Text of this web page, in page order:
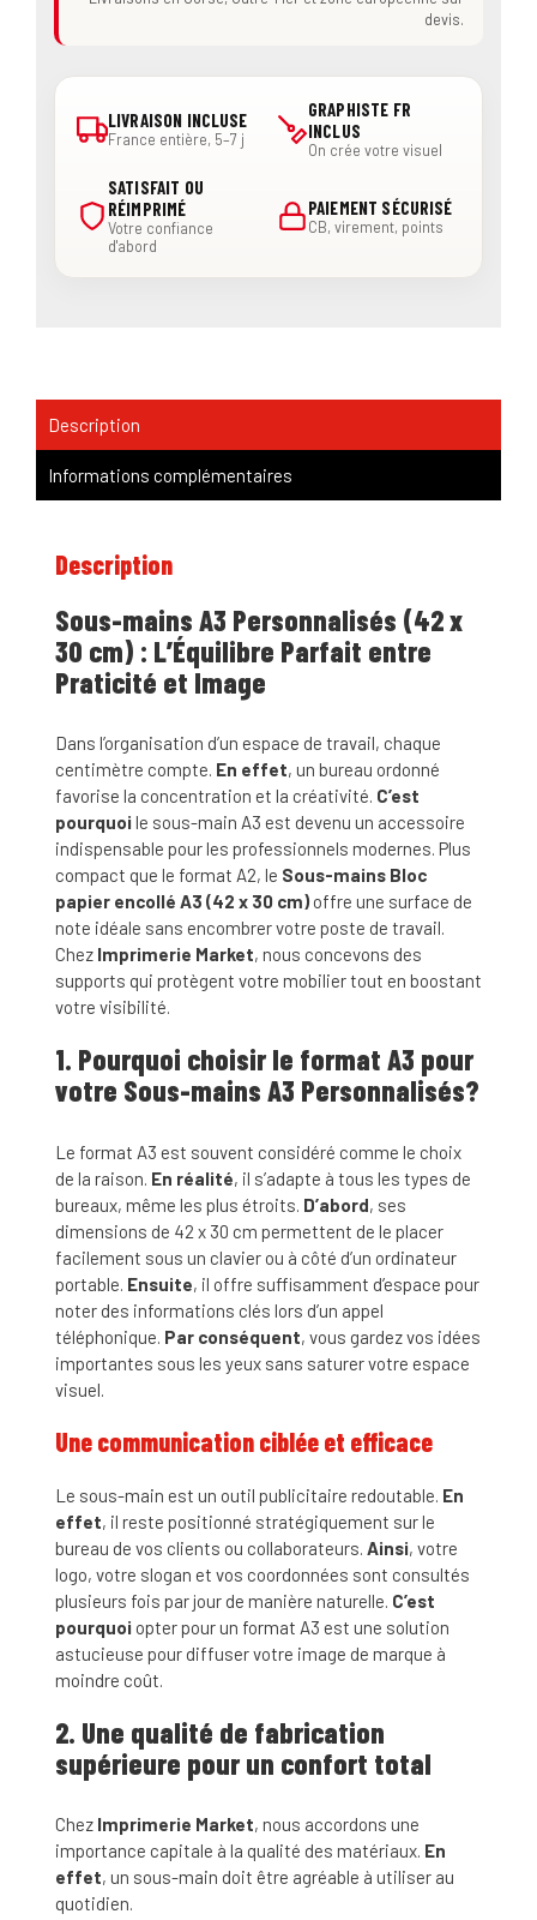
devis.
LIVRAISON INCLUSE
France entière, 5–7 j
GRAPHISTE FR
INCLUS
On crée votre visuel
SATISFAIT OU
RÉIMPRIMÉ
Votre confiance
d'abord
PAIEMENT SÉCURISÉ
CB, virement, points
Description
Informations complémentaires
Description
Sous-mains A3 Personnalisés (42 x
30 cm) : L’Équilibre Parfait entre
Praticité et Image
Dans l’organisation d’un espace de travail, chaque
centimètre compte. En effet, un bureau ordonné
favorise la concentration et la créativité. C’est
pourquoile sous-main A3 est devenu un accessoire
indispensable pour les professionnels modernes. Plus
compact que le format A2, le Sous-mains Bloc
papier encollé A3 (42 x 30 cm)offre une surface de
note idéale sans encombrer votre poste de travail.
Chez Imprimerie Market, nous concevons des
supports qui protègent votre mobilier tout en boostant
votre visibilité.
1. Pourquoi choisir le format A3 pour
votre Sous-mains A3 Personnalisés?
Le format A3 est souvent considéré comme le choix
de la raison. En réalité, il s’adapte à tous les types de
bureaux, même les plus étroits. D’abord, ses
dimensions de 42 x 30 cm permettent de le placer
facilement sous un clavier ou à côté d’un ordinateur
portable. Ensuite, il offre suffisamment d’espace pour
noter des informations clés lors d’un appel
téléphonique. Par conséquent, vous gardez vos idées
importantes sous les yeux sans saturer votre espace
visuel.
Une communication ciblée et efficace
Le sous-main est un outil publicitaire redoutable. En
effet, il reste positionné stratégiquement sur le
bureau de vos clients ou collaborateurs. Ainsi, votre
logo, votre slogan et vos coordonnées sont consultés
plusieurs fois par jour de manière naturelle. C’est
pourquoiopter pour un format A3 est une solution
astucieuse pour diffuser votre image de marque à
moindre coût.
2. Une qualité de fabrication
supérieure pour un confort total
Chez Imprimerie Market, nous accordons une
importance capitale à la qualité des matériaux. En
effet, un sous-main doit être agréable à utiliser au
quotidien.